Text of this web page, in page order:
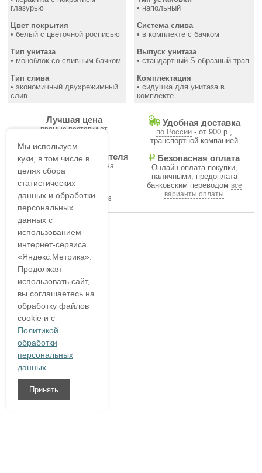
глазурью
Цвет покрытия
• белый с цветочной росписью
Тип унитаза
• моноблок со сливным бачком
Тип слива
• экономичный двухрежимный
слив
• напольный
Система слива
• в комплекте с бачком
Выпуск унитаза
• стандартный S-образный трап
Комплектация
• сидушка для унитаза в
комплекте
Лучшая цена
прямые поставки от
Удобная доставка
по России - от 900 р.,
транспортной компанией
Безопасная оплата
Онлайн-оплата покупки,
наличными, предоплата
банковским переводом все
варианты оплаты
Гарантия производителя
на все товары магазина
В течение часа
подтвердим ваш заказ
Мы используем
куки, в том числе в
целях сбора
статистических
данных и обработки
персональных
данных с
использованием
интернет-сервиса
«Яндекс.Метрика».
Продолжая
использовать сайт,
вы соглашаетесь на
обработку файлов
cookie и с
Политикой
обработки
персональных
данных
Принять